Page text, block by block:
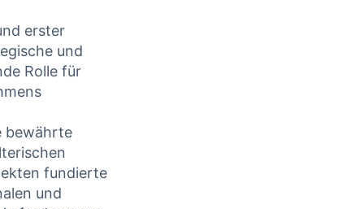
erster
und‍
Rolle für
bewährte
fundierte
und